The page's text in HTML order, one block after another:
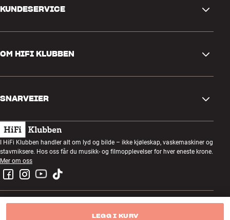
LEGG I KURV
KUNDESERVICE
Retur og reklamasjon
Angre på bestilling
Handelsbetingelser
Personvernpolicy
OM HIFI KLUBBEN
Kundeklubb
Lyttekveld
Konkurranser
Jobb i HiFi Klubben
SNARVEIER
Gavekort
Bygg med lyd
Montering og installasjon
Retur av el-avfall
I HiFi Klubben handler alt om lyd og bilde – ikke kjøleskap, vaskemaskiner og
stavmiksere. Hos oss får du musikk- og filmopplevelser for hver eneste krone.
Mer om oss